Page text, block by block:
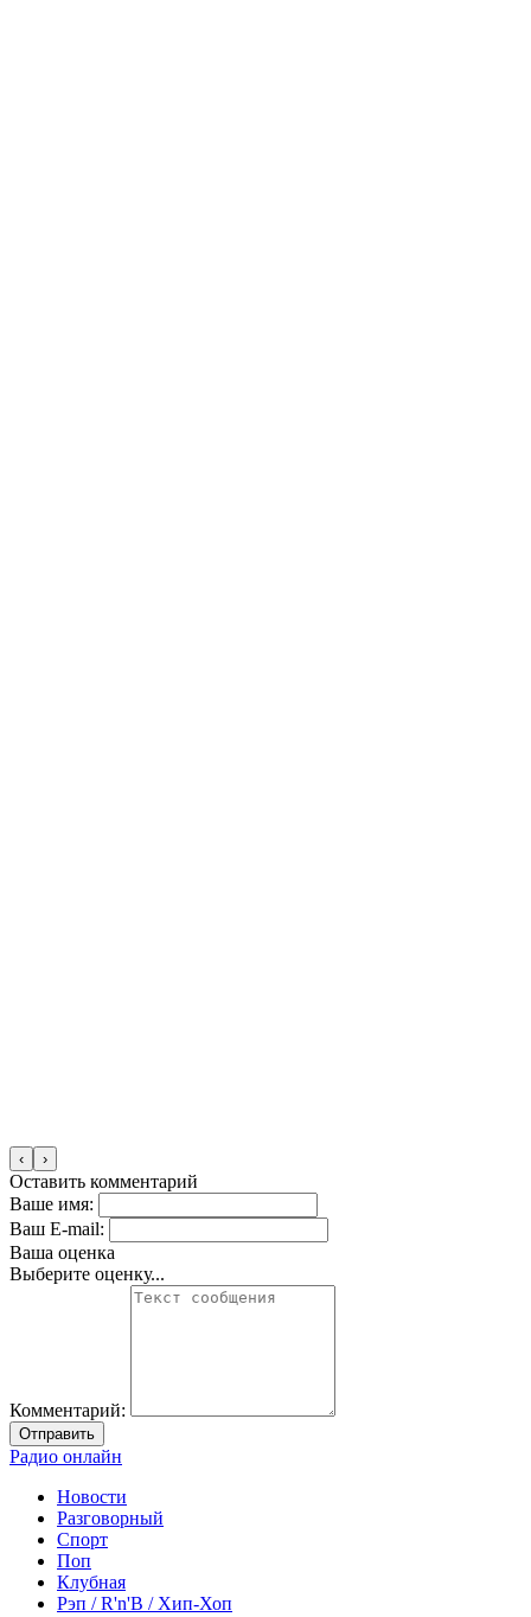
‹ ›
Оставить комментарий
Ваше имя:
Ваш E-mail:
Ваша оценка
Выберите оценку...
Комментарий:
Отправить
Радио онлайн
Новости
Разговорный
Спорт
Поп
Клубная
Рэп / R'n'B / Хип-Хоп